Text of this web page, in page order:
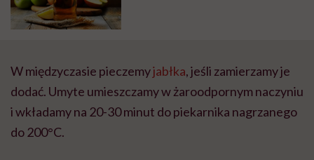
W międzyczasie pieczemyjabłka, jeśli zamierzamy je
dodać. Umyte umieszczamy w żaroodpornym naczyniu
i wkładamy na 20-30 minut do piekarnika nagrzanego
do 200°C.